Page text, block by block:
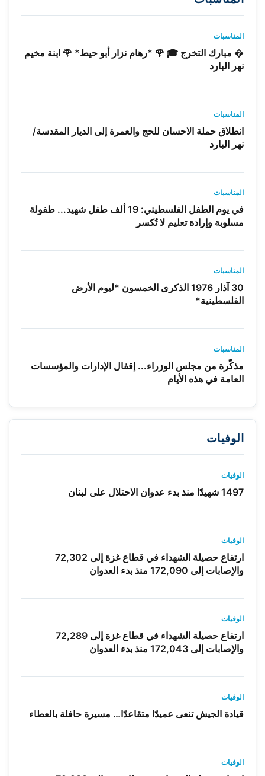
المناسبات
� مبارك التخرج 🎓 🌹 *رهام نزار أبو حيط* 🌹 ابنة مخيم
نهر البارد
المناسبات
انطلاق حملة الاحسان للحج والعمرة إلى الديار المقدسة/
نهر البارد
المناسبات
في يوم الطفل الفلسطيني: 19 ألف طفل شهيد... طفولة
مسلوبة وإرادة تعليم لا تُكسر
المناسبات
30 آذار 1976 الذكرى الخمسون *ليوم الأرض
الفلسطينية*
المناسبات
مذكّرة من مجلس الوزراء... إقفال الإدارات والمؤسسات
العامة في هذه الأيام
الوفيات
الوفيات
1497 شهيدًا منذ بدء عدوان الاحتلال على لبنان
الوفيات
ارتفاع حصيلة الشهداء في قطاع غزة إلى 72,302
والإصابات إلى 172,090 منذ بدء العدوان
الوفيات
ارتفاع حصيلة الشهداء في قطاع غزة إلى 72,289
والإصابات إلى 172,043 منذ بدء العدوان
الوفيات
قيادة الجيش تنعى عميدًا متقاعدًا… مسيرة حافلة بالعطاء
الوفيات